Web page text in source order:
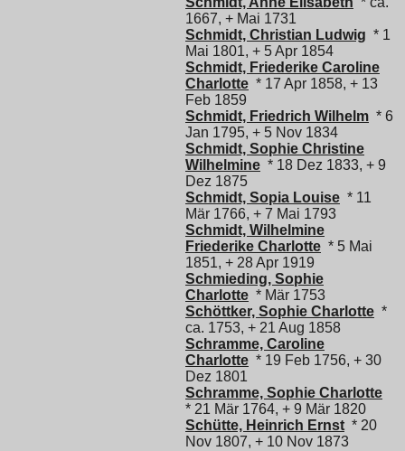
1667, + Mai 1731
Schmidt, Christian Ludwig * 1
Mai 1801, + 5 Apr 1854
Schmidt, Friederike Caroline
Charlotte * 17 Apr 1858, + 13
Feb 1859
Schmidt, Friedrich Wilhelm * 6
Jan 1795, + 5 Nov 1834
Schmidt, Sophie Christine
Wilhelmine * 18 Dez 1833, + 9
Dez 1875
Schmidt, Sopia Louise * 11
Mär 1766, + 7 Mai 1793
Schmidt, Wilhelmine
Friederike Charlotte * 5 Mai
1851, + 28 Apr 1919
Schmieding, Sophie
Charlotte * Mär 1753
Schöttker, Sophie Charlotte *
ca. 1753, + 21 Aug 1858
Schramme, Caroline
Charlotte * 19 Feb 1756, + 30
Dez 1801
Schramme, Sophie Charlotte
* 21 Mär 1764, + 9 Mär 1820
Schütte, Heinrich Ernst * 20
Nov 1807, + 10 Nov 1873